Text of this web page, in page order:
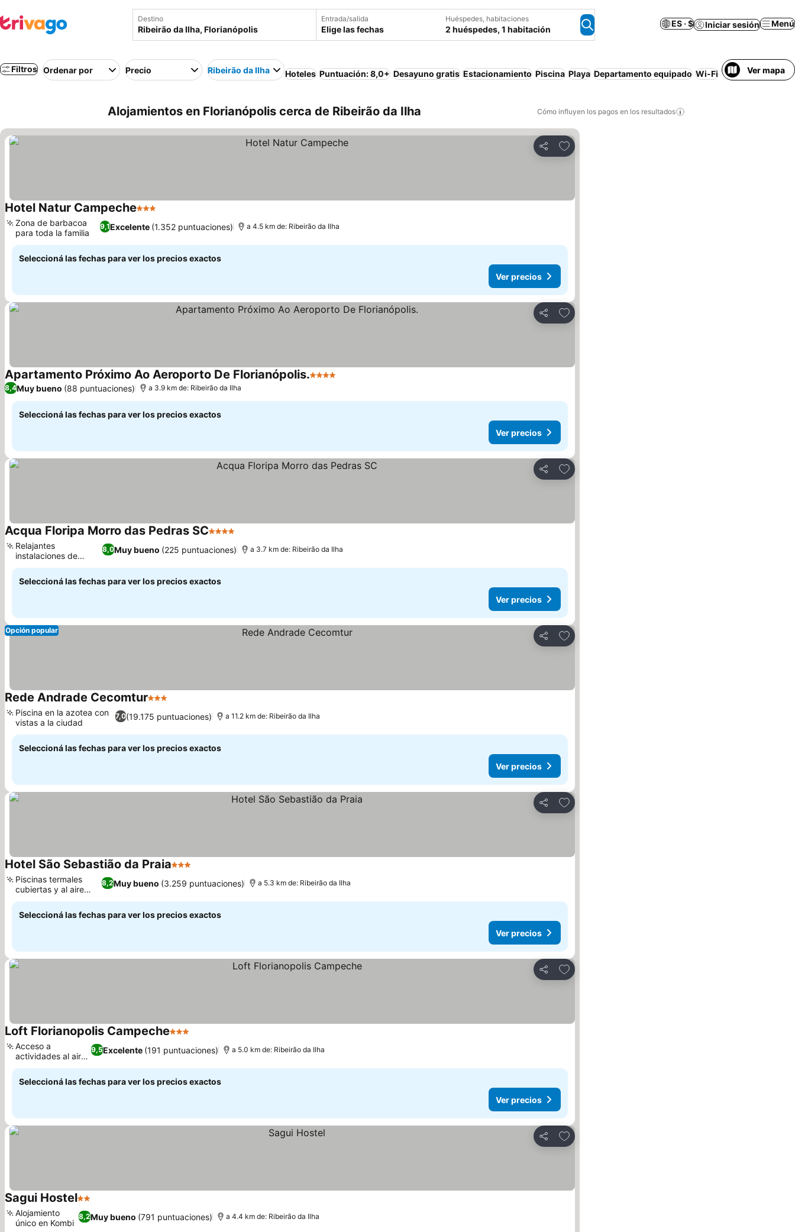
Destino Entrada/salida
Elige las fechas
Huéspedes, habitaciones
2 huéspedes, 1 habitación
ES · $ Iniciar sesión Menú
Filtros Ordenar por Precio Ribeirão da Ilha Hoteles Puntuación: 8,0+ Desayuno gratis Estacionamiento Piscina Playa Departamento equipado Wi-Fi Bañera deVer mapa
Alojamientos en Florianópolis cerca de Ribeirão da Ilha Cómo influyen los pagos en los resultados
Compartir
Añadir a favoritos
Hotel Natur Campeche3 Estrellas
9,1Excelente (1.352 puntuaciones)
Zona de barbacoa
para toda la familia
a 4.5 km de: Ribeirão da Ilha
Seleccioná las fechas para ver los precios exactos
Ver precios
Compartir
Añadir a favoritos
Apartamento Próximo Ao Aeroporto De Florianópolis.4 Estrellas
8,4Muy bueno (88 puntuaciones) a 3.9 km de: Ribeirão da Ilha
Seleccioná las fechas para ver los precios exactos
Ver precios
Compartir
Añadir a favoritos
Acqua Floripa Morro das Pedras SC4 Estrellas
8,0Muy bueno (225 puntuaciones)
Relajantes
instalaciones de
hidromasaje
a 3.7 km de: Ribeirão da Ilha
Seleccioná las fechas para ver los precios exactos
Ver precios
Compartir
Añadir a favoritos
Opción popular
Rede Andrade Cecomtur3 Estrellas
7,0(19.175 puntuaciones)
Piscina en la azotea con
vistas a la ciudad
a 11.2 km de: Ribeirão da Ilha
Seleccioná las fechas para ver los precios exactos
Ver precios
Compartir
Añadir a favoritos
Hotel São Sebastião da Praia3 Estrellas
8,2Muy bueno (3.259 puntuaciones)
Piscinas termales
cubiertas y al aire
libre
a 5.3 km de: Ribeirão da Ilha
Seleccioná las fechas para ver los precios exactos
Ver precios
Compartir
Añadir a favoritos
Loft Florianopolis Campeche3 Estrellas
9,5Excelente (191 puntuaciones)
Acceso a
actividades al aire
libre
a 5.0 km de: Ribeirão da Ilha
Seleccioná las fechas para ver los precios exactos
Ver precios
Compartir
Añadir a favoritos
Sagui Hostel2 Estrellas
8,2Muy bueno (791 puntuaciones)
Alojamiento
único en Kombi
a 4.4 km de: Ribeirão da Ilha